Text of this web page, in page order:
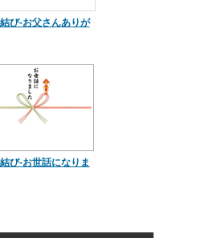
び-お父さんありが
び-お世話になりま